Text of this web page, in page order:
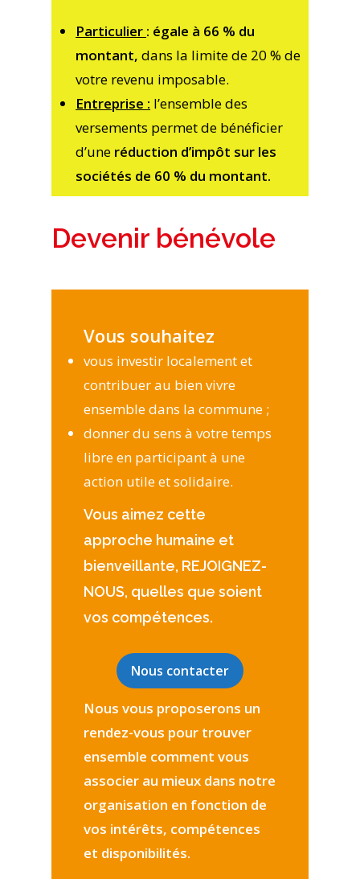
Particulier : égale à 66 % du
montant,dans la limite de 20 % de
votre revenu imposable.
Entreprise : l’ensemble des
versements permet de bénéficier
d’une réduction d’impôt sur les
sociétés de 60 % du montant.
Devenir bénévole
Vous souhaitez
vous investir localement et
contribuer au bien vivre
ensemble dans la commune ;
donner du sens à votre temps
libre en participant à une
action utile et solidaire.
Vous aimez cette
approche humaine et
bienveillante, REJOIGNEZ-
NOUS, quelles que soient
vos compétences.
Nous contacter
Nous vous proposerons un
rendez-vous pour trouver
ensemble comment vous
associer au mieux dans notre
organisation en fonction de
vos intérêts, compétences
et disponibilités.